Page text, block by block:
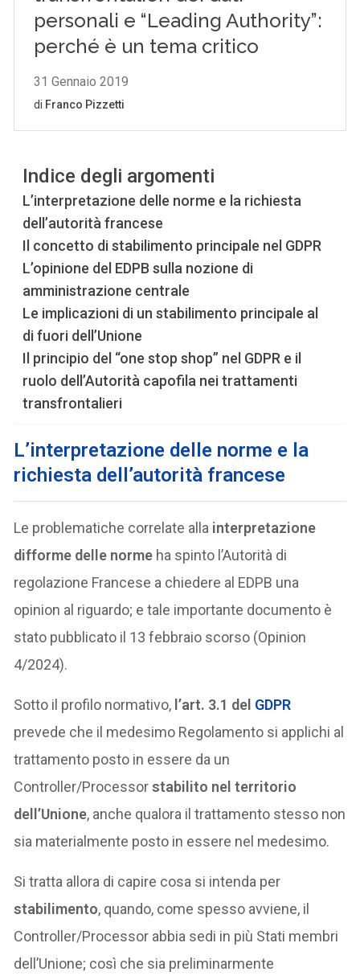
Indice degli argomenti
L’interpretazione delle norme e la richiesta
dell’autorità francese
Il concetto di stabilimento principale nel GDPR
L’opinione del EDPB sulla nozione di
amministrazione centrale
Le implicazioni di un stabilimento principale al
di fuori dell’Unione
Il principio del “one stop shop” nel GDPR e il
ruolo dell’Autorità capofila nei trattamenti
transfrontalieri
L’interpretazione delle norme e la
richiesta dell’autorità francese
Le problematiche correlate alla interpretazione
difforme delle norme ha spinto l’Autorità di
regolazione Francese a chiedere al EDPB una
opinion al riguardo; e tale importante documento è
stato pubblicato il 13 febbraio scorso (Opinion
4/2024).
Sotto il profilo normativo, l’art. 3.1 del GDPR
prevede che il medesimo Regolamento si applichi al
trattamento posto in essere da un
Controller/Processorstabilito nel territorio
dell’Unione, anche qualora il trattamento stesso non
sia materialmente posto in essere nel medesimo.
Si tratta allora di capire cosa si intenda per
stabilimento, quando, come spesso avviene, il
Controller/Processor abbia sedi in più Stati membri
dell’Unione; così che sia preliminarmente